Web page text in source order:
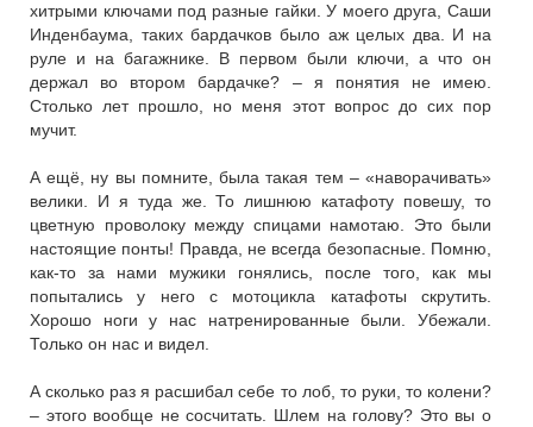
хитрыми ключами под разные гайки. У моего друга, Саши
Инденбаума, таких бардачков было аж целых два. И на
руле и на багажнике. В первом были ключи, а что он
держал во втором бардачке? – я понятия не имею.
Столько лет прошло, но меня этот вопрос до сих пор
мучит.
А ещё, ну вы помните, была такая тем – «наворачивать»
велики. И я туда же. То лишнюю катафоту повешу, то
цветную проволоку между спицами намотаю. Это были
настоящие понты! Правда, не всегда безопасные. Помню,
как-то за нами мужики гонялись, после того, как мы
попытались у него с мотоцикла катафоты скрутить.
Хорошо ноги у нас натренированные были. Убежали.
Только он нас и видел.
А сколько раз я расшибал себе то лоб, то руки, то колени?
– этого вообще не сосчитать. Шлем на голову? Это вы о